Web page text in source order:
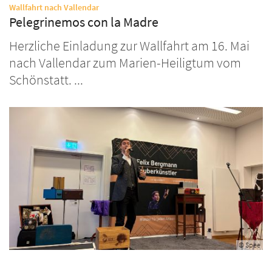
Wallfahrt nach Vallendar:
Pelegrinemos con la Madre
Herzliche Einladung zur Wallfahrt am 16. Mai
nach Vallendar zum Marien-Heiligtum vom
Schönstatt. ...
© Spee